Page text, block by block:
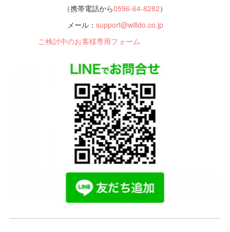
（携帯電話から0596-64-8282）
メール： support@willdo.co.jp
ご検討中のお客様専用フォーム